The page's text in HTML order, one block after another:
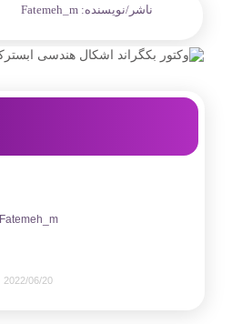
ناشر/نویسنده: Fatemeh_m
Fatemeh_m
2022/06/20